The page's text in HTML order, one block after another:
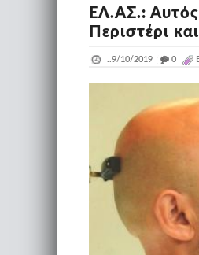
ΕΛ.ΑΣ.:
Περιστέρι
..9/10/2019 _ 0